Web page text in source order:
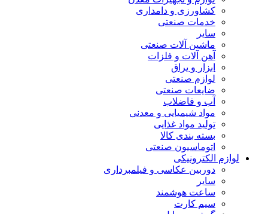
کشاورزی و دامداری
خدمات صنعتی
سایر
ماشین آلات صنعتی
آهن آلات و فلزات
ابزار و یراق
لوازم صنعتی
ضایعات صنعتی
آب و فاضلاب
مواد شیمیایی و معدنی
تولید مواد غذایی
بسته بندی کالا
اتوماسیون صنعتی
لوازم الکترونیکی
دوربین عکاسی و فیلمبرداری
سایر
ساعت هوشمند
سیم کارت